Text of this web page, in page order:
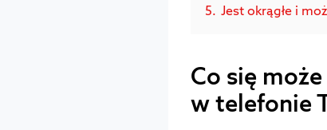
5. Jest okrągłe i
Co się
w telefonie